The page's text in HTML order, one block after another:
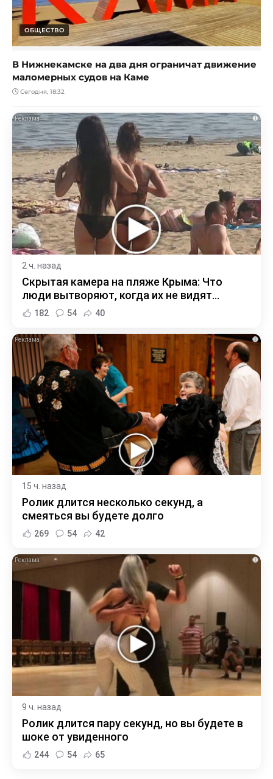
ОБЩЕСТВО
В Нижнекамске на два дня ограничат движение
маломерных судов на Каме
Сегодня, 18:32
i
2 ч. назад
Скрытая камера на пляже Крыма: Что
люди вытворяют, когда их не видят...
182 54 40
i
15 ч. назад
Ролик длится несколько секунд, а
смеяться вы будете долго
269 54 42
i
9 ч. назад
Ролик длится пару секунд, но вы будете в
шоке от увиденного
244 54 65